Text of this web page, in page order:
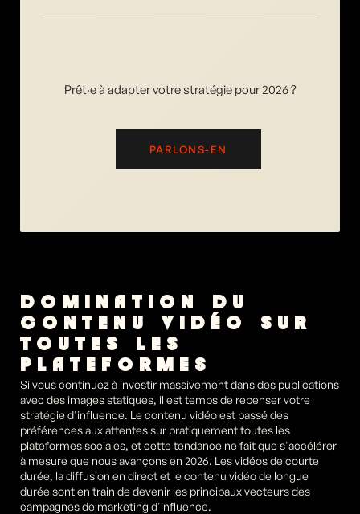
Prêt·e à adapter votre stratégie pour 2026 ?
PARLONS-EN
DOMINATION DU
CONTENU VIDÉO SUR
TOUTES LES
PLATEFORMES
Si vous continuez à investir massivement dans des publications
avec des images statiques, il est temps de repenser votre
stratégie d'influence. Le contenu vidéo est passé des
préférences aux attentes sur pratiquement toutes les
plateformes sociales, et cette tendance ne fait que s'accélérer
à mesure que nous avançons en 2026. Les vidéos de courte
durée, la diffusion en direct et le contenu vidéo de longue
durée sont en train de devenir les principaux vecteurs des
campagnes de marketing d'influence.